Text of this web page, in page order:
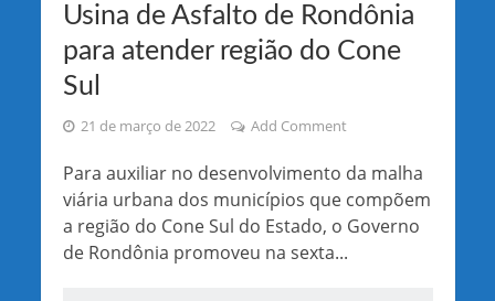
Usina de Asfalto de Rondônia
para atender região do Cone
Sul
21 de março de 2022 Add Comment
Para auxiliar no desenvolvimento da malha
viária urbana dos municípios que compõem
a região do Cone Sul do Estado, o Governo
de Rondônia promoveu na sexta...